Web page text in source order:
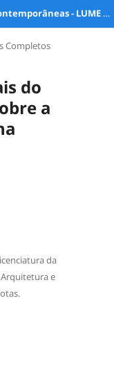
Anais Simpósio Reflexões Cênicas Contemporâneas - LUME e PPG Artes da Cena
Completos
do
a
da
e